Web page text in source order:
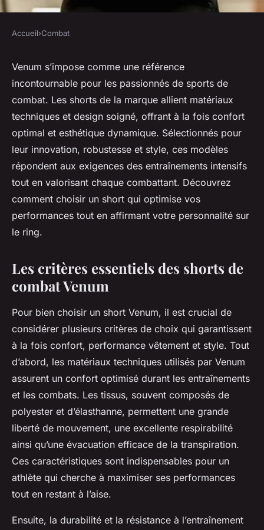
Top 5 shorts de combat venum
pour allier performance et
style
Jules•18 octobre 2025•5 min de lecture
Accueil›Combat
Venum s’impose comme une référence
incontournable pour les passionnés de sports de
combat. Les shorts de la marque allient matériaux
techniques et design soigné, offrant à la fois confort
optimal et esthétique dynamique. Sélectionnés pour
leur innovation, robustesse et style, ces modèles
répondent aux exigences des entraînements intensifs
tout en valorisant chaque combattant. Découvrez
comment choisir un short qui optimise vos
performances tout en affirmant votre personnalité sur
le ring.
Les critères essentiels des shorts de
combat Venum
Pour bien choisir un short Venum, il est crucial de
considérer plusieurs critères de choix qui garantissent
à la fois confort, performance vêtement et style. Tout
d’abord, les matériaux techniques utilisés par Venum
assurent un confort optimisé durant les entraînements
et les combats. Les tissus, souvent composés de
polyester et d’élasthanne, permettent une grande
liberté de mouvement, une excellente respirabilité
ainsi qu’une évacuation efficace de la transpiration.
Ces caractéristiques sont indispensables pour un
athlète qui cherche à maximiser ses performances
tout en restant à l’aise.
Ensuite, la durabilité et la résistance à l’entraînement